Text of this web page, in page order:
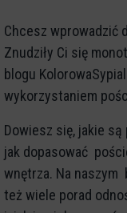
Chcesz wprowadzić
Znudziły Ci się
blogu
wykorzystaniem
Dowiesz się, jakie
jak dopasować
wnętrza. Na naszym
też wiele porad